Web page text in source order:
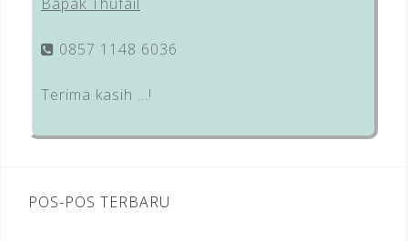
0857 1148 6036
Terima kasih …!
POS-POS TERBARU